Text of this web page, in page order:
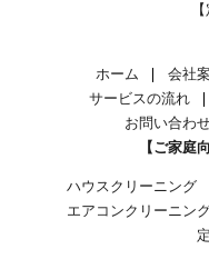
ホーム 会社
サービスの流れ
お問い合わ
【ご家庭
ハウスクリーニング
エアコンクリーニン